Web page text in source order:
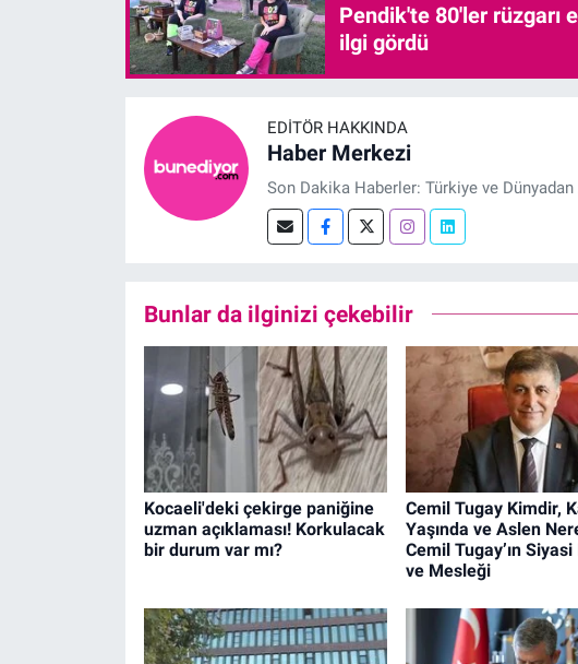
Pendik'te 80'ler rüzgarı
ilgi gördü
EDITÖR HAKKINDA
Haber Merkezi
Son Dakika Haberler: Türkiye ve
Bunlar da ilginizi çekebilir
Kocaeli'deki çekirge paniğine
uzman açıklaması! Korkulacak
bir durum var mı?
Cemil Tugay Kimdir,
Yaşında ve Aslen
Cemil Tugay’ın
ve Mesleği